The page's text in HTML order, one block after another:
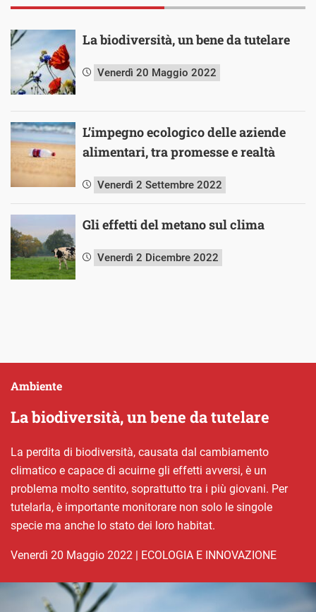
La biodiversità, un bene da tutelare
Venerdì 20 Maggio 2022
L’impegno ecologico delle aziende
alimentari, tra promesse e realtà
Venerdì 2 Settembre 2022
Gli effetti del metano sul clima
Venerdì 2 Dicembre 2022
La biodiversità, un bene da tutelare
Ambiente
La perdita di biodiversità, causata dal cambiamento
climatico e capace di acuirne gli effetti avversi, è un
problema molto sentito, soprattutto tra i più giovani. Per
tutelarla, è importante monitorare non solo le singole
specie ma anche lo stato dei loro habitat.
venerdì 20 Maggio 2022 | ECOLOGIA E INNOVAZIONE